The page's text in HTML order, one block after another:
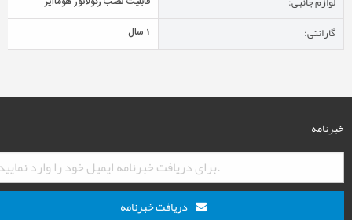
گارانتی: 1 سال
خبرنامه
دریافت خبرنامه